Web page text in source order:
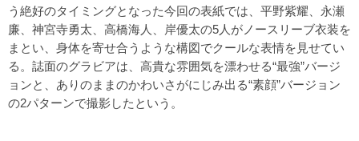
う絶好のタイミングとなった今回の表紙では、平野紫耀、永瀬
廉、神宮寺勇太、高橋海人、岸優太の5人がノースリーブ衣装を
まとい、身体を寄せ合うような構図でクールな表情を見せてい
る。誌面のグラビアは、高貴な雰囲気を漂わせる“最強”バージ
ョンと、ありのままのかわいさがにじみ出る“素顔”バージョン
の2パターンで撮影したという。